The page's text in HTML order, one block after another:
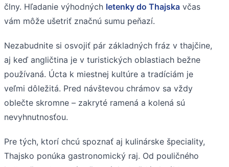
člny. Hľadanie výhodných letenky do Thajska včas
vám môže ušetriť značnú sumu peňazí.
Nezabudnite si osvojiť pár základných fráz v thajčine,
aj keď angličtina je v turistických oblastiach bežne
používaná. Úcta k miestnej kultúre a tradíciám je
veľmi dôležitá. Pred návštevou chrámov sa vždy
oblečte skromne – zakryté ramená a kolená sú
nevyhnutnosťou.
Pre tých, ktorí chcú spoznať aj kulinárske špeciality,
Thajsko ponúka gastronomický raj. Od pouličného